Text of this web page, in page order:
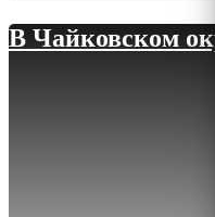
В Чайковском